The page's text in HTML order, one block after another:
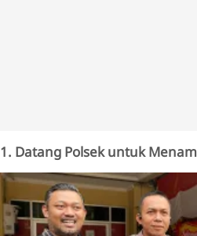
1. Datang Polsek untuk